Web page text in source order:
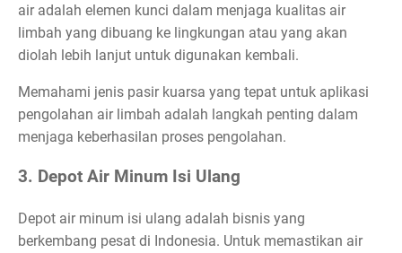
air adalah elemen kunci dalam menjaga kualitas air
limbah yang dibuang ke lingkungan atau yang akan
diolah lebih lanjut untuk digunakan kembali.
Memahami jenis pasir kuarsa yang tepat untuk aplikasi
pengolahan air limbah adalah langkah penting dalam
menjaga keberhasilan proses pengolahan.
3. Depot Air Minum Isi Ulang
Depot air minum isi ulang adalah bisnis yang
berkembang pesat di Indonesia. Untuk memastikan air